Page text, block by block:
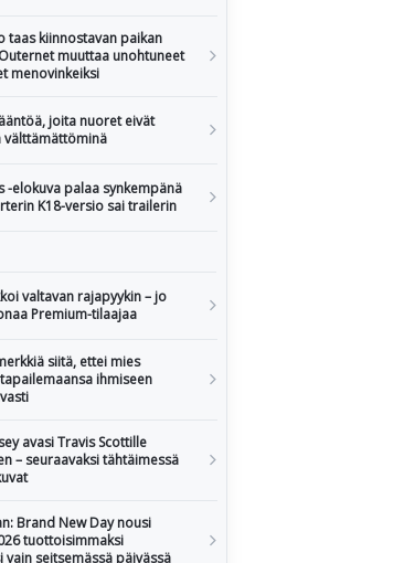
taas kiinnostavan paikan
muuttaa unohtuneet
menovinkeiksi
joita nuoret eivät
välttämättöminä
-elokuva palaa synkempänä
K18-versio sai trailerin
valtavan rajapyykin – jo
Premium-tilaajaa
siitä, ettei mies
ihmiseen
avasi Travis Scottille
– seuraavaksi tähtäimessä
Brand New Day nousi
tuottoisimmaksi
vain seitsemässä päivässä